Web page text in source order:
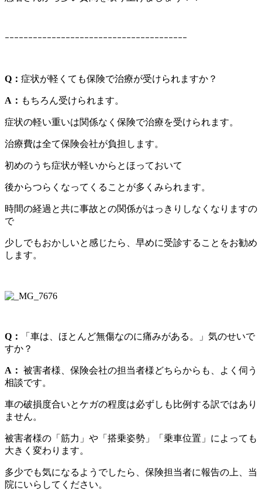
ｰｰｰｰｰｰｰｰｰｰｰｰｰｰｰｰｰｰｰｰｰｰｰｰｰｰｰｰｰｰｰｰｰｰｰｰｰｰｰ
Q ： 症状が軽くても保険で治療が受けられますか？
A ： もちろん受けられます。
症状の軽い重いは関係なく保険で治療を受けられます。
治療費は全て保険会社が負担します。
初めのうち症状が軽いからとほっておいて
後からつらくなってくることが多くみられます。
時間の経過と共に事故との関係がはっきりしなくなりますの
で
少しでもおかしいと感じたら、早めに受診することをお勧め
します。
Q ：
「車は、ほとんど無傷なのに痛みがある。」気のせいで
すか？
A ： 被害者様、保険会社の担当者様どちらからも、よく伺う
相談です。
車の破損度合いとケガの程度は必ずしも比例する訳ではあり
ません。
被害者様の「筋力」や「搭乗姿勢」「乗車位置」によっても
大きく変わります。
多少でも気になるようでしたら、保険担当者に報告の上、当
院にいらしてください。